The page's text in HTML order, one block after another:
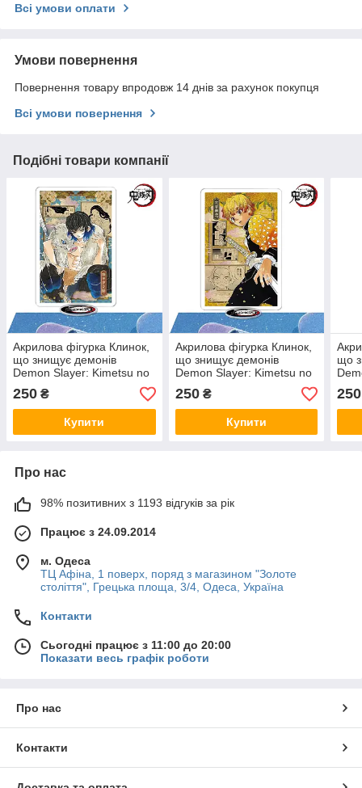
Всі умови оплати
Умови повернення
Повернення товару впродовж 14 днів за рахунок покупця
Всі умови повернення
Подібні товари компанії
Акрилова фігурка Клинок,
що знищує демонів
Demon Slayer: Kimetsu no
Yaiba 10 см CH AK DS 07
250 ₴
Купити
Акрилова фігурка Клинок,
що знищує демонів
Demon Slayer: Kimetsu no
Yaiba 10 см CH AK DS 09
250₴
Купити
що
250
Про нас
98% позитивних з 1193 відгуків за рік
Працює з 24.09.2014
м. Одеса
ТЦ Афіна, 1 поверх, поряд з магазином "Золоте
століття", Грецька площа, 3/4, Одеса, Україна
Контакти
Сьогодні працює з 11:00 до 20:00
Показати весь графік роботи
Про нас
Контакти